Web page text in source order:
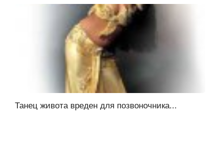
Танец живота вреден для позвоночника...